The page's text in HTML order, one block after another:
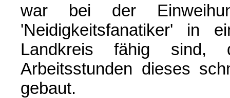
war bei der
'Neidigkeitsfanatiker' in
Landkreis fähig
Arbeitsstunden dieses
gebaut.